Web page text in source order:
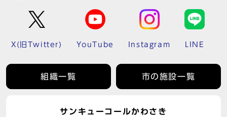
X(旧Twitter) YouTube Instagram LINE
組織一覧 市の施設一覧
サンキューコールかわさき